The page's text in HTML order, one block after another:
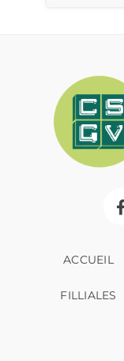
ACCUEIL
FILLIALES